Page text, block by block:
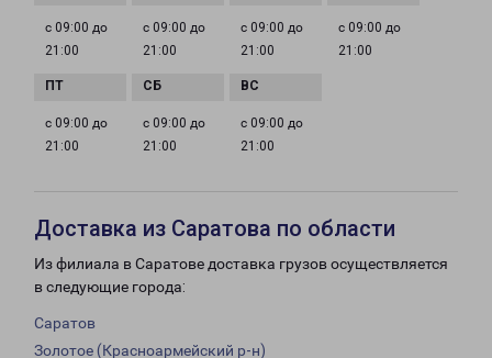
с 09:00 до
21:00
с 09:00 до
21:00
с 09:00 до
21:00
с 09:00 до
21:00
с 09:00 до
21:00
с 09:00 до
21:00
с 09:00 до
21:00
Доставка из Саратова по области
Из филиала в Саратове доставка грузов осуществляется
в следующие города:
Саратов
Золотое (Красноармейский р-н)